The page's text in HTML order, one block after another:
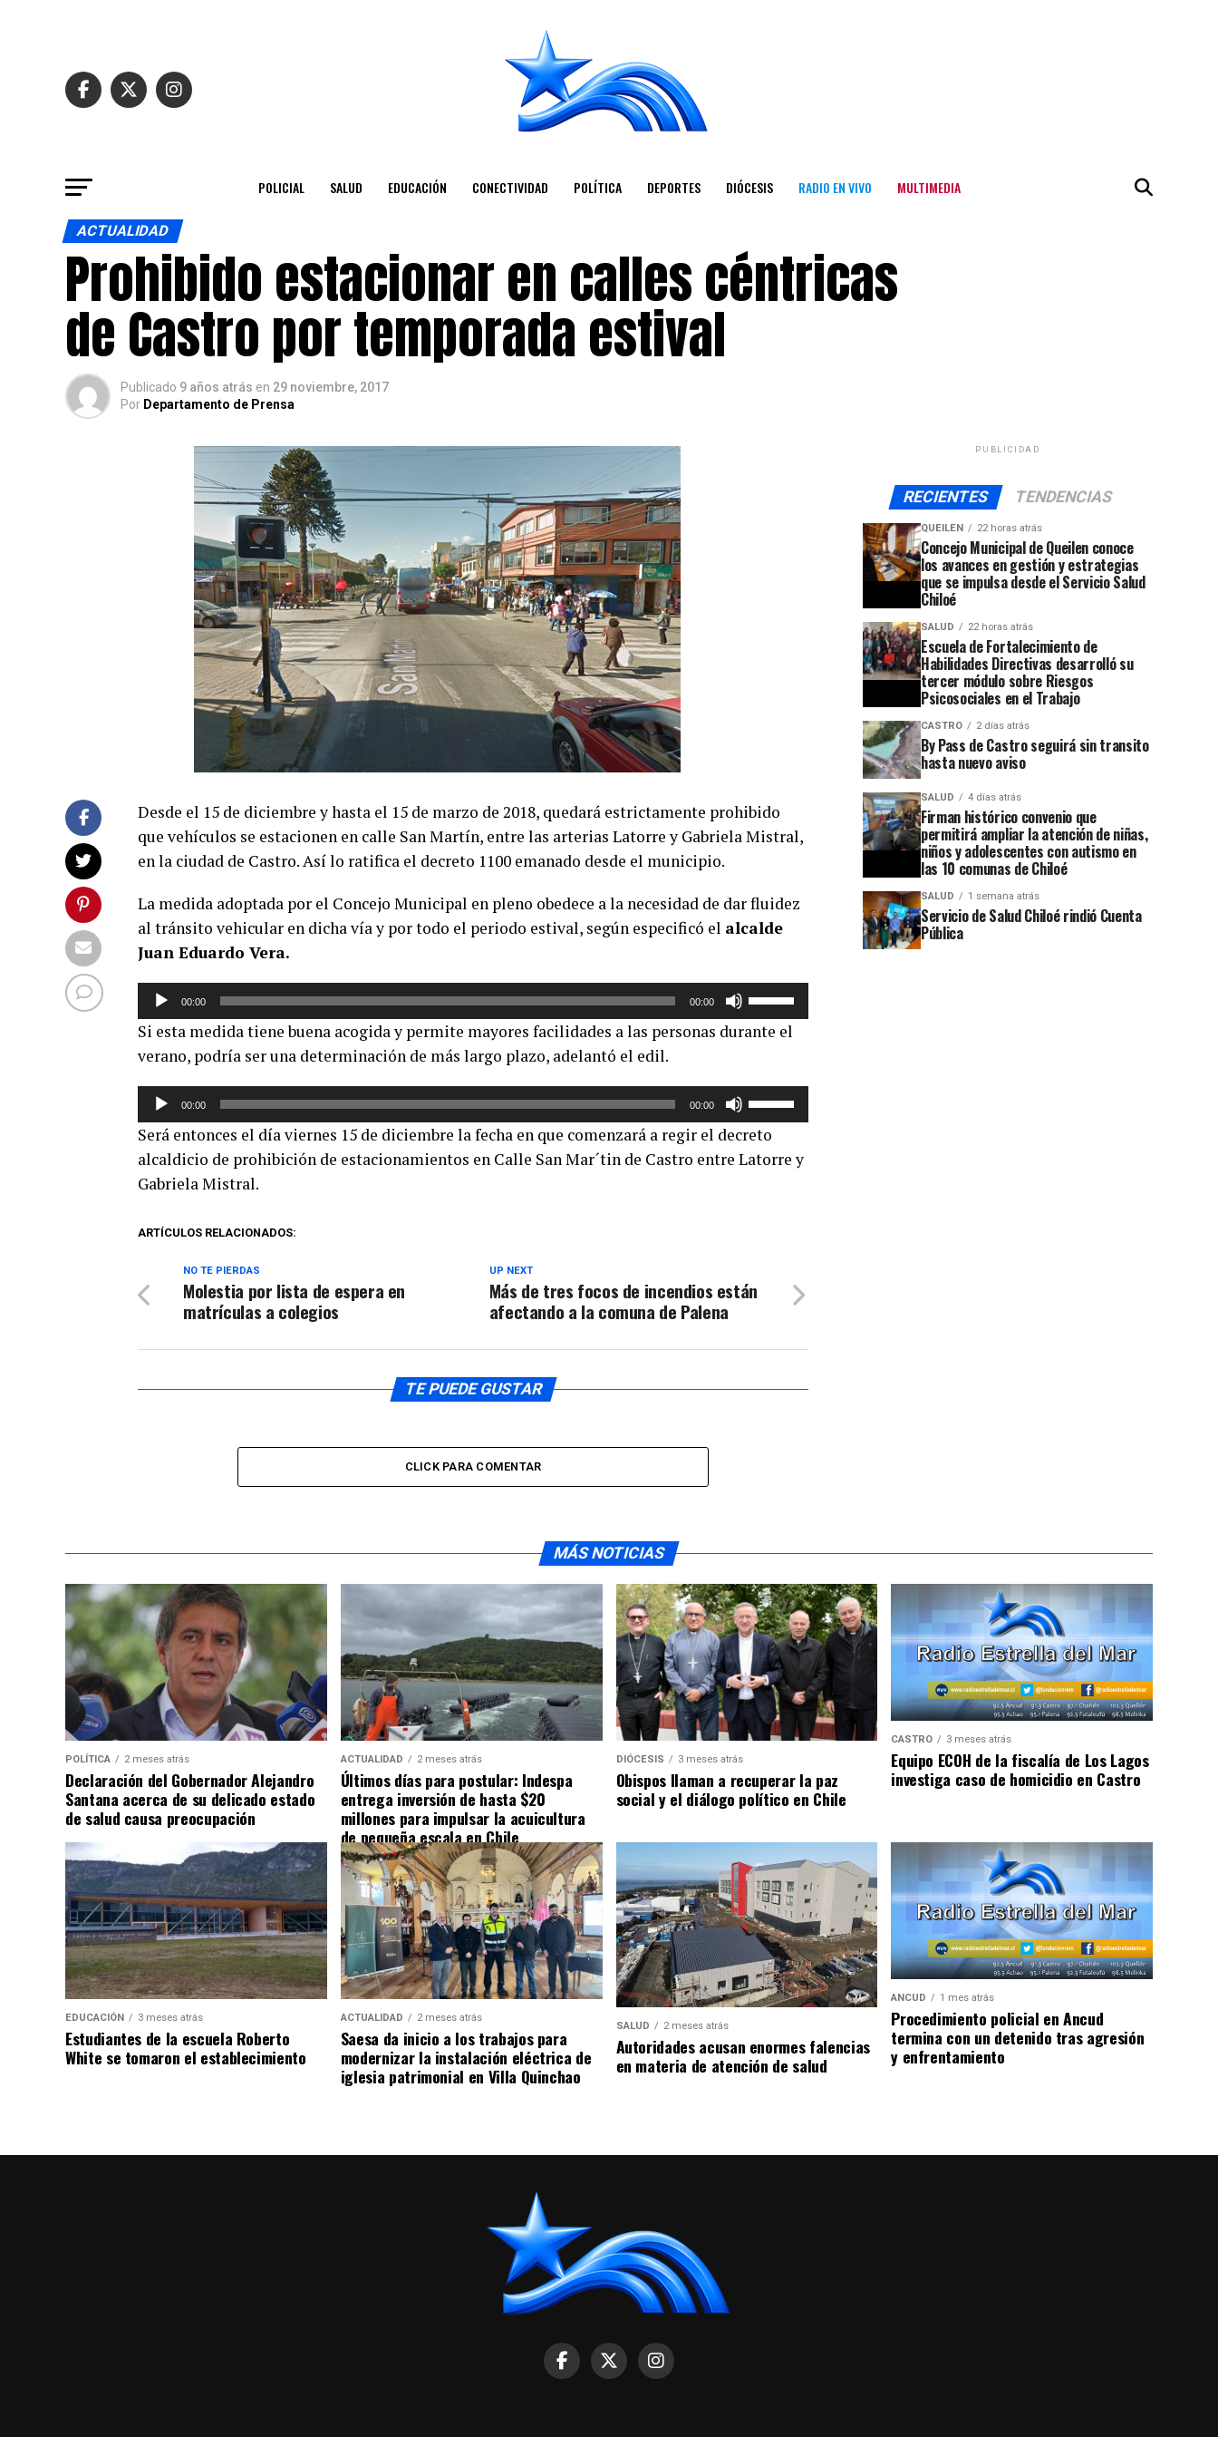
POLICIAL SALUD EDUCACIÓN CONECTIVIDAD POLÍTICA DEPORTES DIÓCESIS RADIO EN VIVO MULTIMEDIA
ACTUALIDAD
Prohibido estacionar en calles céntricas
de Castro por temporada estival
Publicado 9 años atrás en 29 noviembre, 2017
Por Departamento de Prensa
Desde el 15 de diciembre y hasta el 15 de marzo de 2018, quedará estrictamente prohibido
que vehículos se estacionen en calle San Martín, entre las arterias Latorre y Gabriela Mistral,
en la ciudad de Castro. Así lo ratifica el decreto 1100 emanado desde el municipio.
La medida adoptada por el Concejo Municipal en pleno obedece a la necesidad de dar fluidez
al tránsito vehicular en dicha vía y por todo el periodo estival, según especificó el alcalde
Juan Eduardo Vera.
Reproductor
audio
00:00 00:00
teclas
arriba/abajo
para
aumentar
o
Si esta medida tiene buena acogida y permite mayores facilidades a las personas durante el
verano, podría ser una determinación de más largo plazo, adelantó el edil.
Reproductor
audio
00:00 00:00
teclas
de
disminuir
Será entonces el día viernes 15 de diciembre la fecha en que comenzará a regir el decreto
alcaldicio de prohibición de estacionamientos en Calle San Mar´tin de Castro entre Latorre y
Gabriela Mistral.
ARTÍCULOS RELACIONADOS:
UP NEXT
Más de tres focos de incendios están
afectando a la comuna de Palena
NO TE PIERDAS
Molestia por lista de espera en
matrículas a colegios
TE PUEDE GUSTAR
CLICK PARA COMENTAR
PUBLICIDAD
RECIENTES TENDENCIAS
QUEILEN 22 horas atrás
Concejo Municipal de Queilen conoce
los avances en gestión y estrategias
que se impulsa desde el Servicio Salud
Chiloé
SALUD 22 horas atrás
Escuela de Fortalecimiento de
Habilidades Directivas desarrolló su
tercer módulo sobre Riesgos
Psicosociales en el Trabajo
CASTRO 2 días atrás
By Pass de Castro seguirá sin transito
hasta nuevo aviso
SALUD 4 días atrás
Firman histórico convenio que
permitirá ampliar la atención de niñas,
niños y adolescentes con autismo en
las 10 comunas de Chiloé
SALUD 1 semana atrás
Servicio de Salud Chiloé rindió Cuenta
Pública
MÁS NOTICIAS
POLÍTICA 2 meses atrás
Declaración del Gobernador Alejandro
Santana acerca de su delicado estado
de salud causa preocupación
ACTUALIDAD 2 meses atrás
Últimos días para postular: Indespa
entrega inversión de hasta $20
millones para impulsar la acuicultura
de pequeña escala en Chile
DIÓCESIS 3 meses atrás
Obispos llaman a recuperar la paz
social y el diálogo político en Chile
CASTRO 3 meses atrás
Equipo ECOH de la fiscalía de Los Lagos
investiga caso de homicidio en Castro
EDUCACIÓN 3 meses atrás
Estudiantes de la escuela Roberto
White se tomaron el establecimiento
ACTUALIDAD 2 meses atrás
Saesa da inicio a los trabajos para
modernizar la instalación eléctrica de
iglesia patrimonial en Villa Quinchao
SALUD 2 meses atrás
Autoridades acusan enormes falencias
en materia de atención de salud
ANCUD 1 mes atrás
Procedimiento policial en Ancud
termina con un detenido tras agresión
y enfrentamiento